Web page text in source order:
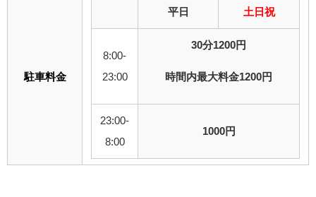
駐車料金
平日 土日祝
8:00-
23:00
30分1200円
時間内最大料金1200円
23:00-
8:00
1000円